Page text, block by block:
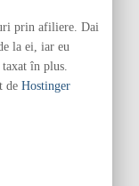
prin afiliere. Dai
la ei, iar eu
în plus.
de Hostinger